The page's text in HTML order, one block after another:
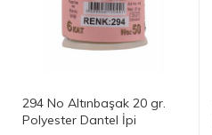
294 No Altınbaşak 20 gr.
Polyester Dantel İpi